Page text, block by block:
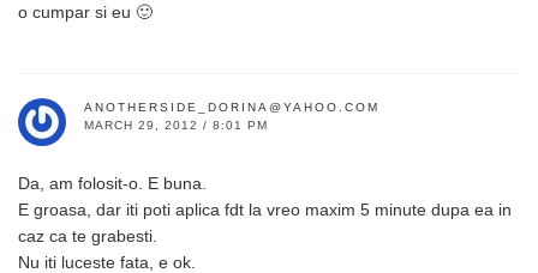
o cumpar si eu 🙂
ANOTHERSIDE_DORINA@YAHOO.COM
MARCH 29, 2012 / 8:01 PM
Da, am folosit-o. E buna.
E groasa, dar iti poti aplica fdt la vreo maxim 5 minute dupa ea in
caz ca te grabesti.
Nu iti luceste fata, e ok.